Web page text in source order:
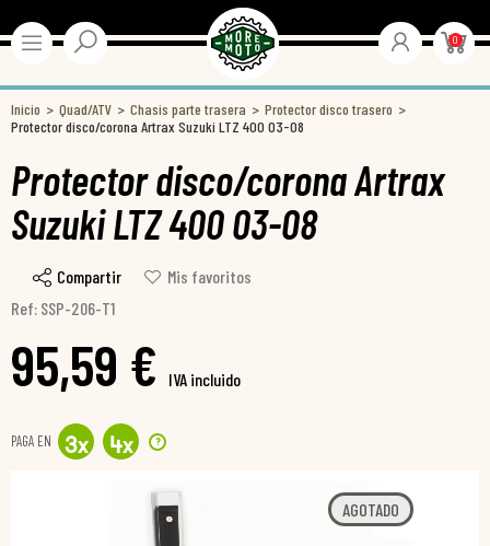
0
Inicio Quad/ATV Chasis parte trasera
Protector disco trasero
Protector disco/corona Artrax Suzuki LTZ 400 03-08
Protector disco/corona Artrax
Suzuki LTZ 400 03-08
Compartir
Mis favoritos
Ref: SSP-206-T1
95,59 € IVA incluido
PAGA EN 3x 4x ?
AGOTADO